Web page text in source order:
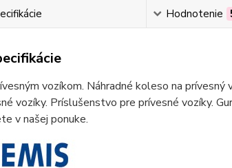
Hodnotenie
vozíkom. Náhradné koleso na
vozíky. Príslušenstvo pre prívesné vozíky.
v našej ponuke.